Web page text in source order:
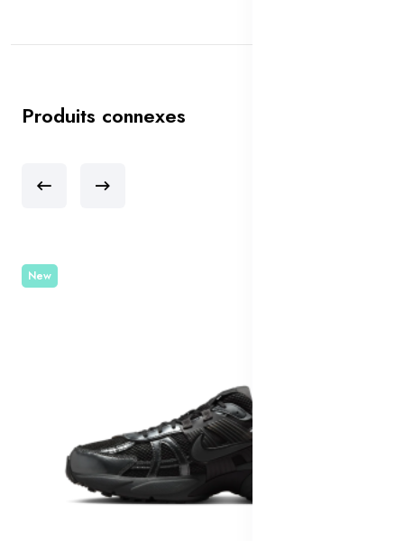
Produits connexes
New